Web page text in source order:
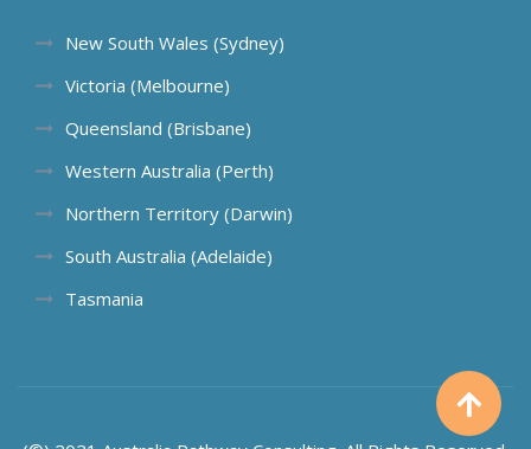
New South Wales (Sydney)
Victoria (Melbourne)
Queensland (Brisbane)
Western Australia (Perth)
Northern Territory (Darwin)
South Australia (Adelaide)
Tasmania